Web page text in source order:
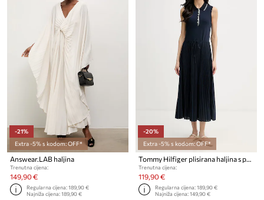
-21%
Extra -5% s kodom: OFF*
Answear.LAB haljina
Trenutna cijena:
149,90 €
Regularna cijena:189,90 €
Najniža cijena:189,90 €
-20%
Extra -5% s kodom: OFF*
Tommy Hilfiger plisirana haljina s pamukom
Trenutna cijena:
119,90 €
Regularna cijena:189,90 €
Najniža cijena:149,90 €